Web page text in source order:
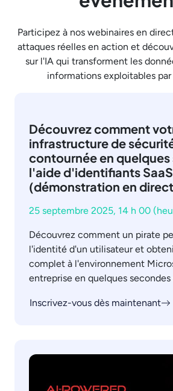
Participez à nos webinaires en
attaques réelles en action et
sur l'IA qui transforment les
informations exploitables
Découvrez comment
infrastructure de
contournée en quelques
l'aide d'identifiants
(démonstration en
25 septembre 2025, 14 h 00
Découvrez comment un pirate
l'identité d'un utilisateur et
complet à l'environnement
entreprise en quelques
Inscrivez-vous dès maintenant